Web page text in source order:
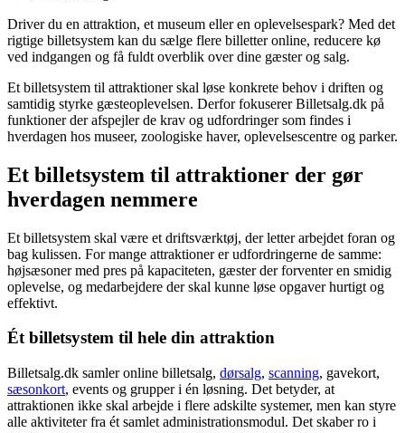
Driver du en attraktion, et museum eller en oplevelsespark? Med det
rigtige billetsystem kan du sælge flere billetter online, reducere kø
ved indgangen og få fuldt overblik over dine gæster og salg.
Et billetsystem til attraktioner skal løse konkrete behov i driften og
samtidig styrke gæsteoplevelsen. Derfor fokuserer Billetsalg.dk på
funktioner der afspejler de krav og udfordringer som findes i
hverdagen hos museer, zoologiske haver, oplevelsescentre og parker.
Et billetsystem til attraktioner der gør
hverdagen nemmere
Et billetsystem skal være et driftsværktøj, der letter arbejdet foran og
bag kulissen. For mange attraktioner er udfordringerne de samme:
højsæsoner med pres på kapaciteten, gæster der forventer en smidig
oplevelse, og medarbejdere der skal kunne løse opgaver hurtigt og
effektivt.
Ét billetsystem til hele din attraktion
Billetsalg.dk samler online billetsalg, dørsalg, scanning, gavekort,
sæsonkort, events og grupper i én løsning. Det betyder, at
attraktionen ikke skal arbejde i flere adskilte systemer, men kan styre
alle aktiviteter fra ét samlet administrationsmodul. Det skaber ro i